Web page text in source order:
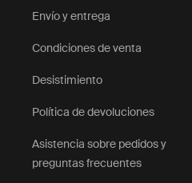
Envío y entrega
Condiciones de venta
Desistimiento
Política de devoluciones
Asistencia sobre pedidos y
preguntas frecuentes